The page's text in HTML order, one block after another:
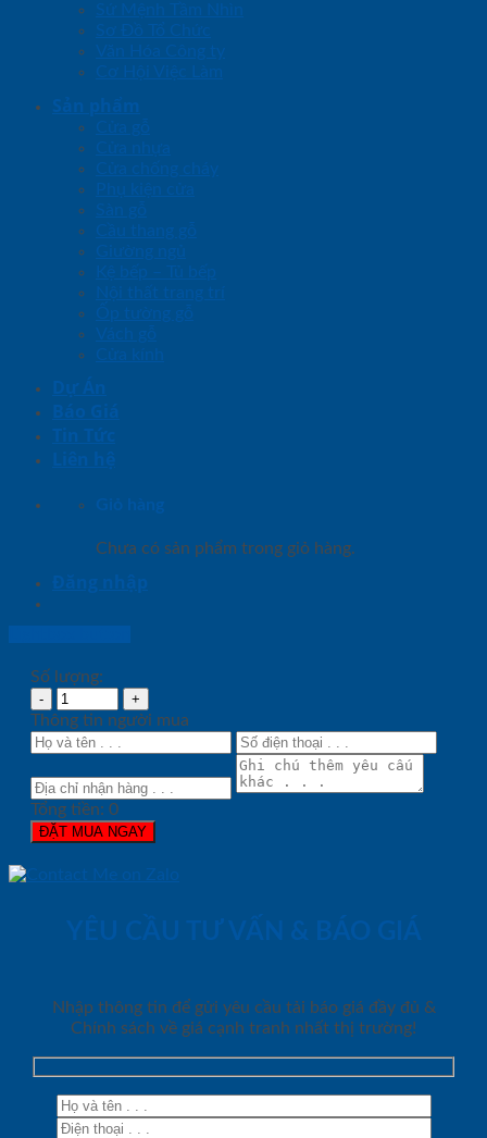
Sứ Mệnh Tầm Nhìn
Sơ Đồ Tổ Chức
Văn Hóa Công ty
Cơ Hội Việc Làm
Sản phẩm
Cửa gỗ
Cửa nhựa
Cửa chống cháy
Phụ kiện cửa
Sàn gỗ
Cầu thang gỗ
Giường ngủ
Kệ bếp – Tủ bếp
Nội thất trang trí
Ốp tường gỗ
Vách gỗ
Cửa kính
Dự Án
Báo Giá
Tin Tức
Liên hệ
Giỏ hàng
Chưa có sản phẩm trong giỏ hàng.
Đăng nhập
Số lượng:
Thông tin người mua
Tổng tiền: 0
ĐẶT MUA NGAY
YÊU CẦU TƯ VẤN & BÁO GIÁ
Nhập thông tin để gửi yêu cầu tải báo giá đầy đủ &
Chính sách về giá cạnh tranh nhất thị trường!